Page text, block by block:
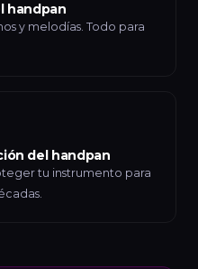
handpan
y melodías. Todo para
del handpan
tu instrumento para